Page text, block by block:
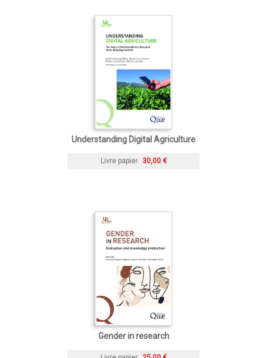
Understanding Digital Agriculture
Livre papier 30,00 €
Gender in research